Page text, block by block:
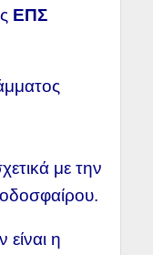
ΕΠΣ
με την
η